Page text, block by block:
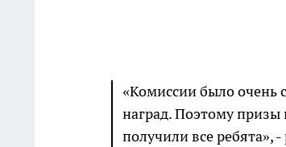
«Комиссии было очень
наград. Поэтому призы
получили все ребята»,